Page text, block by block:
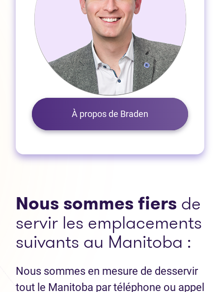
À propos de Braden
Nous sommes fiers de
servir les emplacements
suivants au Manitoba :
Nous sommes en mesure de desservir
tout le Manitoba par téléphone ou appel